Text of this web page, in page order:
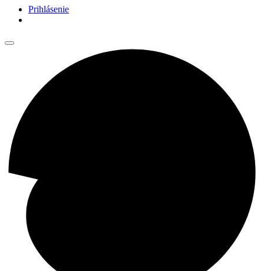
Prihlásenie